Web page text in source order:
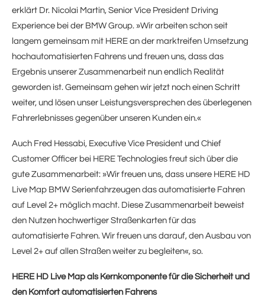
erklärt Dr. Nicolai Martin, Senior Vice President Driving
Experience bei der BMW Group. »Wir arbeiten schon seit
langem gemeinsam mit HERE an der marktreifen Umsetzung
hochautomatisierten Fahrens und freuen uns, dass das
Ergebnis unserer Zusammenarbeit nun endlich Realität
geworden ist. Gemeinsam gehen wir jetzt noch einen Schritt
weiter, und lösen unser Leistungsversprechen des überlegenen
Fahrerlebnisses gegenüber unseren Kunden ein.«
Auch Fred Hessabi, Executive Vice President und Chief
Customer Officer bei HERE Technologies freut sich über die
gute Zusammenarbeit: »Wir freuen uns, dass unsere HERE HD
Live Map BMW Serienfahrzeugen das automatisierte Fahren
auf Level 2+ möglich macht. Diese Zusammenarbeit beweist
den Nutzen hochwertiger Straßenkarten für das
automatisierte Fahren. Wir freuen uns darauf, den Ausbau von
Level 2+ auf allen Straßen weiter zu begleiten«, so.
HERE HD Live Map als Kernkomponente für die Sicherheit und
den Komfort automatisierten Fahrens